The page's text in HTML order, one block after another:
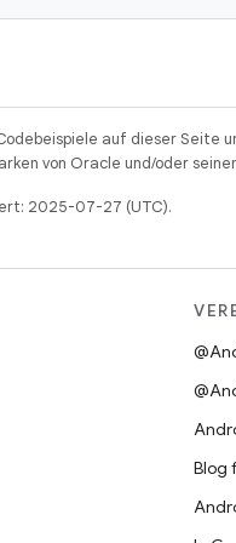
auf dieser Seite
von Oracle und/oder
2025-07-27 (UTC).
Blog